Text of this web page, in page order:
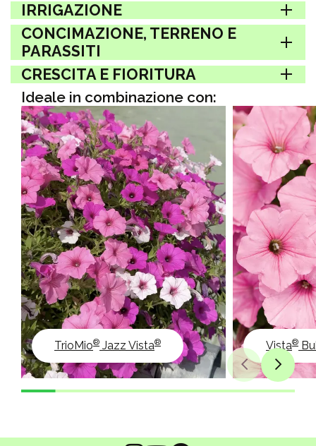
IRRIGAZIONE
CONCIMAZIONE, TERRENO E
PARASSITI
CRESCITA E FIORITURA
Ideale in combinazione con:
TrioMio® Jazz Vista® Vista®